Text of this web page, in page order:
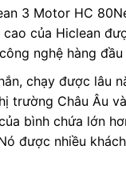
3 Motor HC
của Hiclean
nghệ hàng đầu
chạy được lâu
trường Châu Âu
bình chứa lớn
được nhiều